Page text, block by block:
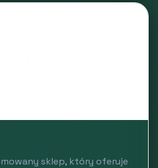
sklep, który oferuje